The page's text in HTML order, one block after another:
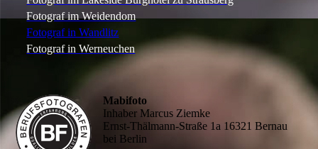
Fotograf im Weidendom
Fotograf in Wandlitz
Fotograf in Werneuchen
Mabifoto
Inhaber Marcus Ziemke
Ernst-Thälmann-Straße 1a 16321 Bernau
bei Berlin